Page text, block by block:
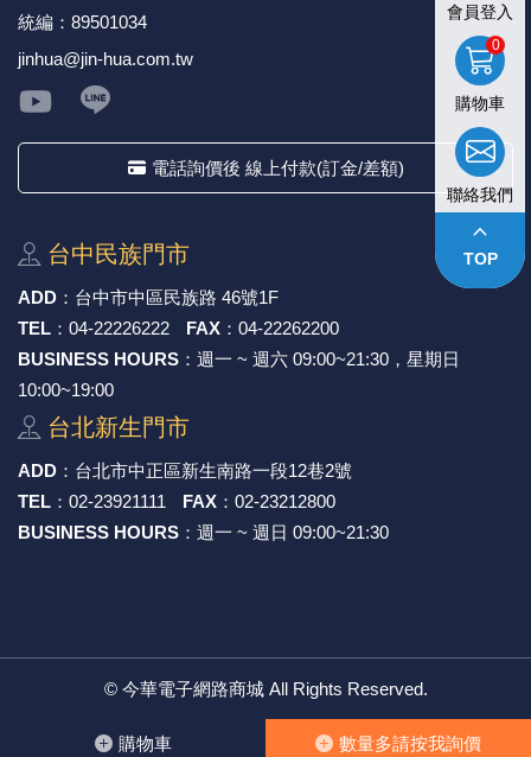
購物⾞ 數量多請按我詢價
會員登入
購物車
0
聯絡我們
keyboard_arrow_up
TOP
統編：89501034
jinhua@jin-hua.com.tw
電話詢價後 線上付款(訂金/差額)
台中⺠族⾨市
ADD ： 台中市中區⺠族路 46號1F
TEL ： 04-22226222 FAX ： 04-22262200
BUSINESS HOURS ：週一 ~ 週六 09:00~21:30，星期日
10:00~19:00
台北新⽣⾨市
ADD ： 台北市中正區新⽣南路⼀段12巷2號
TEL ： 02-23921111 FAX ： 02-23212800
BUSINESS HOURS ：週一 ~ 週日 09:00~21:30
© 今華電子網路商城All Rights Reserved.